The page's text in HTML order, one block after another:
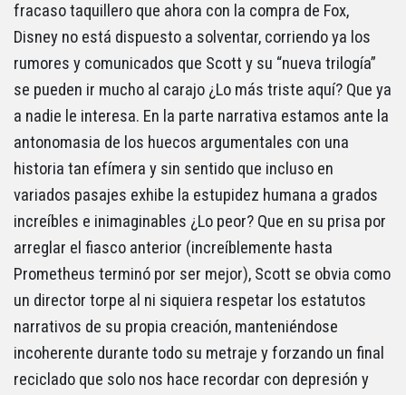
fracaso taquillero que ahora con la compra de Fox,
Disney no está dispuesto a solventar, corriendo ya los
rumores y comunicados que Scott y su “nueva trilogía”
se pueden ir mucho al carajo ¿Lo más triste aquí? Que ya
a nadie le interesa. En la parte narrativa estamos ante la
antonomasia de los huecos argumentales con una
historia tan efímera y sin sentido que incluso en
variados pasajes exhibe la estupidez humana a grados
increíbles e inimaginables ¿Lo peor? Que en su prisa por
arreglar el fiasco anterior (increíblemente hasta
Prometheus terminó por ser mejor), Scott se obvia como
un director torpe al ni siquiera respetar los estatutos
narrativos de su propia creación, manteniéndose
incoherente durante todo su metraje y forzando un final
reciclado que solo nos hace recordar con depresión y